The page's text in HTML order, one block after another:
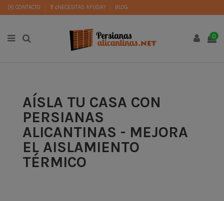
✉️ CONTACTO ❓ ¿NECESITAS AYUDA? BLOG
0
AÍSLA TU CASA CON
PERSIANAS
ALICANTINAS - MEJORA
EL AISLAMIENTO
TÉRMICO